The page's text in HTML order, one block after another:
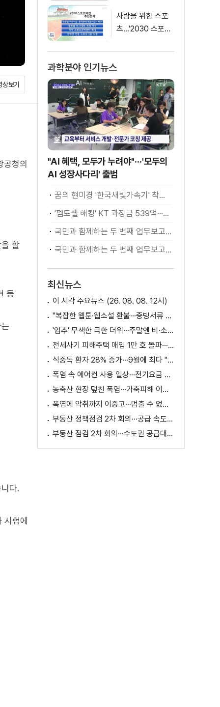
보기
청의
할
등
다.
험에
은?
사람을 위한 스포
츠…'2030 스포츠
과학분야 인기뉴스
"AI 혜택, 모두가 누려야"···'모두의
AI 성장사다리' 출범
꿈의 현미경 '한국새빛가속기' 착공···1조1천억 투입
'펨토셀 해킹' KT 과징금 539억···조사 방해 고발
국민과 함께하는 두 번째 업무보고 - 과학기술·사회
국민과 함께하는 두 번째 업무보고 - 과학기술·사회 이재명 대통령 모두말씀
최신뉴스
이 시각 주요뉴스 (26. 08. 08. 12시)
"복잡한 웹툰·웹소설 환불···증빙서류 요구까지"
'입추' 무색한 극한 더위···주말엔 비·소나기
전세사기 피해주택 매입 1만 호 돌파···피해 지원 속도
식중독 환자 28% 증가···9월에 최다 "입추 방심 금물"
폭염 속 에어컨 사용 일상···전기요금 줄이려면?
농축산 현장 덮친 폭염···가축피해 이틀 새 28만 마리↑
폭염에 악취까지 이중고···멈출 수 없는 필수노동
부동산 정책점검 2차 회의···공급 속도전 본격화하나
부동산 점검 2차 회의···수도권 공급대책 논의